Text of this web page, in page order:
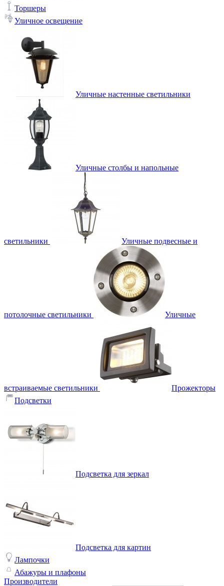
Торшеры
Уличное освещение
Уличные настенные светильники
Уличные столбы и напольные
светильники Уличные подвесные и
потолочные светильники Уличные
встраиваемые светильники
Прожекторы
Подсветки
Подсветка для зеркал
Подсветка для картин
Лампочки
Абажуры и плафоны
Производители